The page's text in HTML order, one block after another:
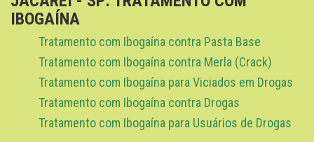
IBOGAÍNA
Tratamento com Ibogaína contra Pasta Base
Tratamento com Ibogaína contra Merla (Crack)
Tratamento com Ibogaína para Viciados em Drogas
Tratamento com Ibogaína contra Drogas
Tratamento com Ibogaína para Usuários de Drogas